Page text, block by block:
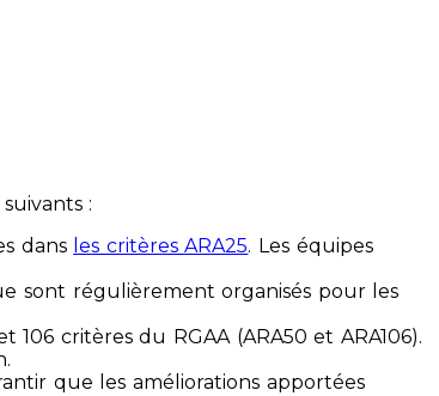
:
dans les critères ARA25. Les équipes
sont régulièrement organisés pour les
critères du RGAA (ARA50 et ARA106).
que les améliorations apportées